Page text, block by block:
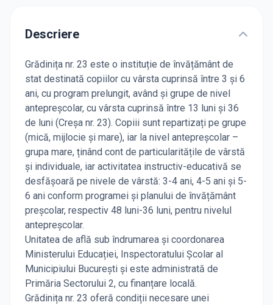
Descriere
Grădinița nr. 23 este o instituție de învățământ de
stat destinată copiilor cu vârsta cuprinsă între 3 și 6
ani, cu program prelungit, având și grupe de nivel
antepreșcolar, cu vârsta cuprinsă între 13 luni și 36
de luni (Creșa nr. 23). Copiii sunt repartizați pe grupe
(mică, mijlocie și mare), iar la nivel antepreșcolar –
grupa mare, ținând cont de particularitățile de vârstă
și individuale, iar activitatea instructiv-educativă se
desfășoară pe nivele de vârstă: 3-4 ani, 4-5 ani și 5-
6 ani conform programei și planului de învățământ
preșcolar, respectiv 48 luni-36 luni, pentru nivelul
antepreșcolar.
Unitatea de află sub îndrumarea și coordonarea
Ministerului Educației, Inspectoratului Școlar al
Municipiului București și este administrată de
Primăria Sectorului 2, cu finanțare locală.
Grădinița nr. 23 oferă condiții necesare unei